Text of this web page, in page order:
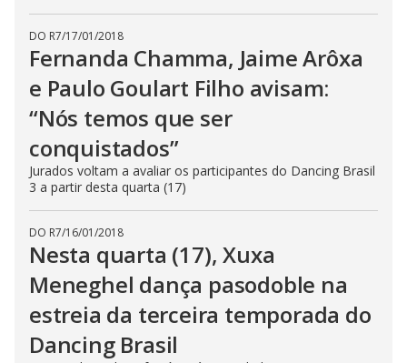
DO R7/17/01/2018
Fernanda Chamma, Jaime Arôxa
e Paulo Goulart Filho avisam:
“Nós temos que ser
conquistados”
Jurados voltam a avaliar os participantes do Dancing Brasil
3 a partir desta quarta (17)
DO R7/16/01/2018
Nesta quarta (17), Xuxa
Meneghel dança pasodoble na
estreia da terceira temporada do
Dancing Brasil